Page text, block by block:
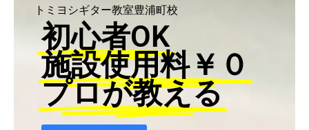
トミヨシギター教室豊浦町校
初心者OK
施設使用料￥０
プロが教える